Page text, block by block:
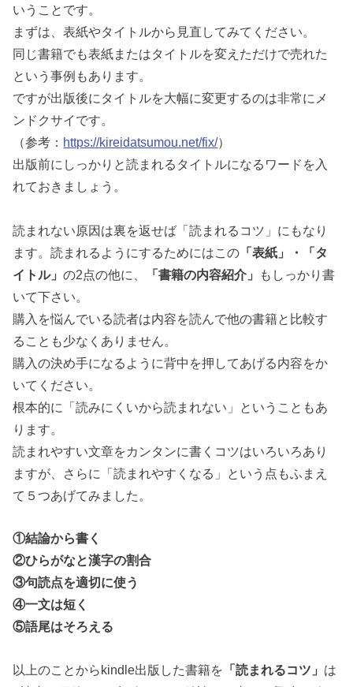
いうことです。
まずは、表紙やタイトルから見直してみてください。
同じ書籍でも表紙またはタイトルを変えただけで売れた
という事例もあります。
ですが出版後にタイトルを大幅に変更するのは非常にメ
ンドクサイです。
（参考： https://kireidatsumou.net/fix/）
出版前にしっかりと読まれるタイトルになるワードを入
れておきましょう。
読まれない原因は裏を返せば「読まれるコツ」にもなり
ます。読まれるようにするためにはこの 「表紙」・「タ
イトル」の2点の他に、 「書籍の内容紹介」
もしっかり書
いて下さい。
購入を悩んでいる読者は内容を読んで他の書籍と比較す
ることも少なくありません。
購入の決め手になるように背中を押してあげる内容をか
いてください。
根本的に「読みにくいから読まれない」ということもあ
ります。
読まれやすい文章をカンタンに書くコツはいろいろあり
ますが、さらに「読まれやすくなる」という点もふまえ
て５つあげてみました。
①結論から書く
②ひらがなと漢字の割合
③句読点を適切に使う
④一文は短く
⑤語尾はそろえる
以上のことからkindle出版した書籍を 「読まれるコツ」 は